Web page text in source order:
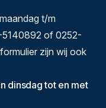
t/m
5140892 of 0252-
zijn wij ook
dinsdag tot en met